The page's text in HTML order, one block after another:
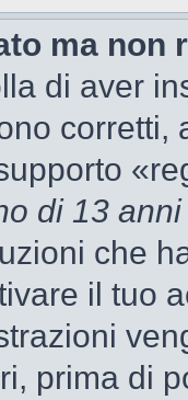
ma non
di aver
di 13 anni
che
il tuo
prima di